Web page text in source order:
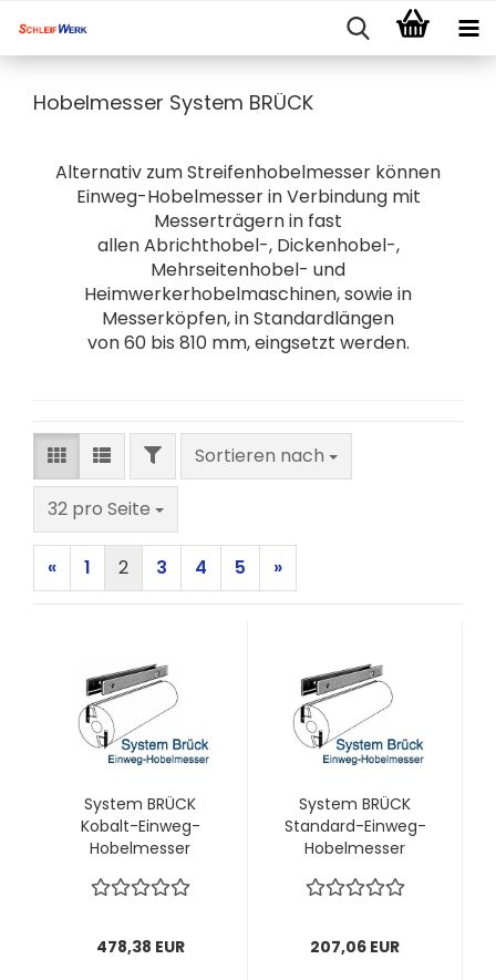
Hobelmesser System BRÜCK
Alternativ zum Streifenhobelmesser können
Einweg-Hobelmesser in Verbindung mit
Messerträgern in fast
allen Abrichthobel-, Dickenhobel-,
Mehrseitenhobel- und
Heimwerkerhobelmaschinen, sowie in
Messerköpfen, in Standardlängen
von 60 bis 810 mm, eingsetzt werden.
FILTERSortieren nach
Sortieren nach
32 pro Seite
pro Seite
« 1 2 3 4 5 »
System BRÜCK
Kobalt-Einweg-
Hobelmesser
VPE = 20 Stück
478,38 EUR
System BRÜCK
Standard-Einweg-
Hobelmesser
VPE = 20 Stück
207,06 EUR